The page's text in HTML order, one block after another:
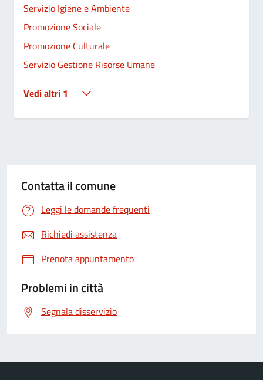
Servizio Igiene e Ambiente
Promozione Sociale
Promozione Culturale
Servizio Gestione Risorse Umane
Vedi altri 1
Contatta il comune
Leggi le domande frequenti
Richiedi assistenza
Prenota appuntamento
Problemi in città
Segnala disservizio